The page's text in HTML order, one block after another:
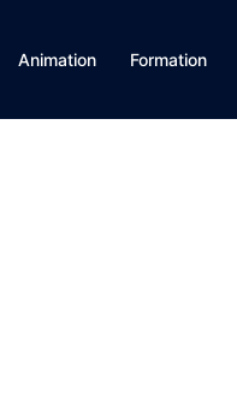
Animation Formation